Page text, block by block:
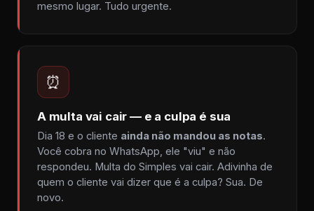
mesmo lugar. Tudo urgente.
⏰
A multa vai cair — e a culpa é sua
Dia 18 e o cliente ainda não mandou as notas.
Você cobra no WhatsApp, ele "viu" e não
respondeu. Multa do Simples vai cair. Adivinha de
quem o cliente vai dizer que é a culpa? Sua. De
novo.